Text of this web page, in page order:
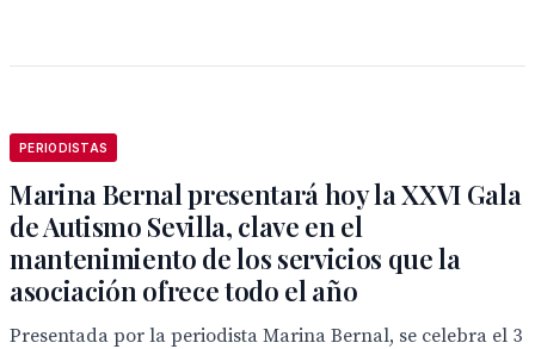
PERIODISTAS
Marina Bernal presentará hoy la XXVI Gala
de Autismo Sevilla, clave en el
mantenimiento de los servicios que la
asociación ofrece todo el año
Presentada por la periodista Marina Bernal, se celebra el 3